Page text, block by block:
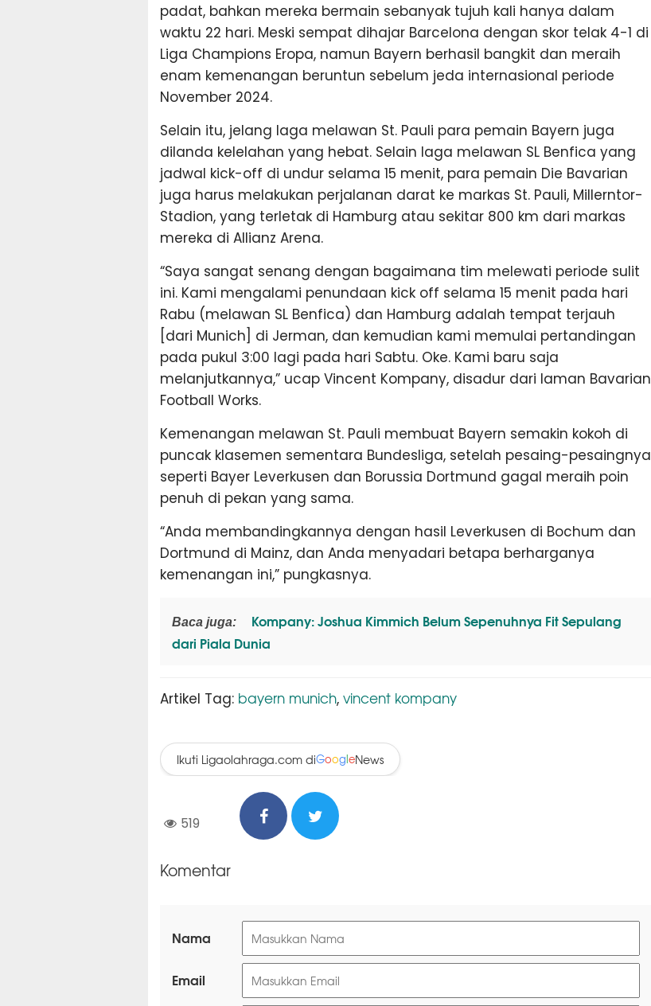
padat, bahkan mereka bermain sebanyak tujuh kali hanya dalam
waktu 22 hari. Meski sempat dihajar Barcelona dengan skor telak 4-1 di
Liga Champions Eropa, namun Bayern berhasil bangkit dan meraih
enam kemenangan beruntun sebelum jeda internasional periode
November 2024.
Selain itu, jelang laga melawan St. Pauli para pemain Bayern juga
dilanda kelelahan yang hebat. Selain laga melawan SL Benfica yang
jadwal kick-off di undur selama 15 menit, para pemain Die Bavarian
juga harus melakukan perjalanan darat ke markas St. Pauli, Millerntor-
Stadion, yang terletak di Hamburg atau sekitar 800 km dari markas
mereka di Allianz Arena.
“Saya sangat senang dengan bagaimana tim melewati periode sulit
ini. Kami mengalami penundaan kick off selama 15 menit pada hari
Rabu (melawan SL Benfica) dan Hamburg adalah tempat terjauh
[dari Munich] di Jerman, dan kemudian kami memulai pertandingan
pada pukul 3:00 lagi pada hari Sabtu. Oke. Kami baru saja
melanjutkannya,” ucap Vincent Kompany, disadur dari laman Bavarian
Football Works.
Kemenangan melawan St. Pauli membuat Bayern semakin kokoh di
puncak klasemen sementara Bundesliga, setelah pesaing-pesaingnya
seperti Bayer Leverkusen dan Borussia Dortmund gagal meraih poin
penuh di pekan yang sama.
“Anda membandingkannya dengan hasil Leverkusen di Bochum dan
Dortmund di Mainz, dan Anda menyadari betapa berharganya
kemenangan ini,” pungkasnya.
Baca juga:
Kompany: Joshua Kimmich Belum Sepenuhnya Fit Sepulang
dari Piala Dunia
Artikel Tag: bayern munich, vincent kompany
Ikuti Ligaolahraga.com diGoogleNews
519
Komentar
Nama
Email